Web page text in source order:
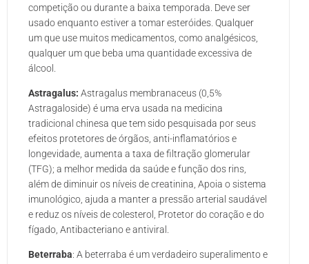
competição ou durante a baixa temporada. Deve ser
usado enquanto estiver a tomar esteróides. Qualquer
um que use muitos medicamentos, como analgésicos,
qualquer um que beba uma quantidade excessiva de
álcool.
Astragalus: Astragalus membranaceus (0,5%
Astragaloside) é uma erva usada na medicina
tradicional chinesa que tem sido pesquisada por seus
efeitos protetores de órgãos, anti-inflamatórios e
longevidade, aumenta a taxa de filtração glomerular
(TFG); a melhor medida da saúde e função dos rins,
além de diminuir os níveis de creatinina, Apoia o sistema
imunológico, ajuda a manter a pressão arterial saudável
e reduz os níveis de colesterol, Protetor do coração e do
fígado, Antibacteriano e antiviral.
Beterraba: A beterraba é um verdadeiro superalimento e